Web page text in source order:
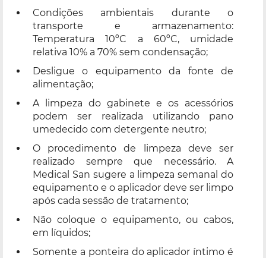
Condições ambientais durante o
transporte e armazenamento:
Temperatura 10ºC a 60ºC, umidade
relativa 10% a 70% sem condensação;
Desligue o equipamento da fonte de
alimentação;
A limpeza do gabinete e os acessórios
podem ser realizada utilizando pano
umedecido com detergente neutro;
O procedimento de limpeza deve ser
realizado sempre que necessário. A
Medical San sugere a limpeza semanal do
equipamento e o aplicador deve ser limpo
após cada sessão de tratamento;
Não coloque o equipamento, ou cabos,
em líquidos;
Somente a ponteira do aplicador íntimo é